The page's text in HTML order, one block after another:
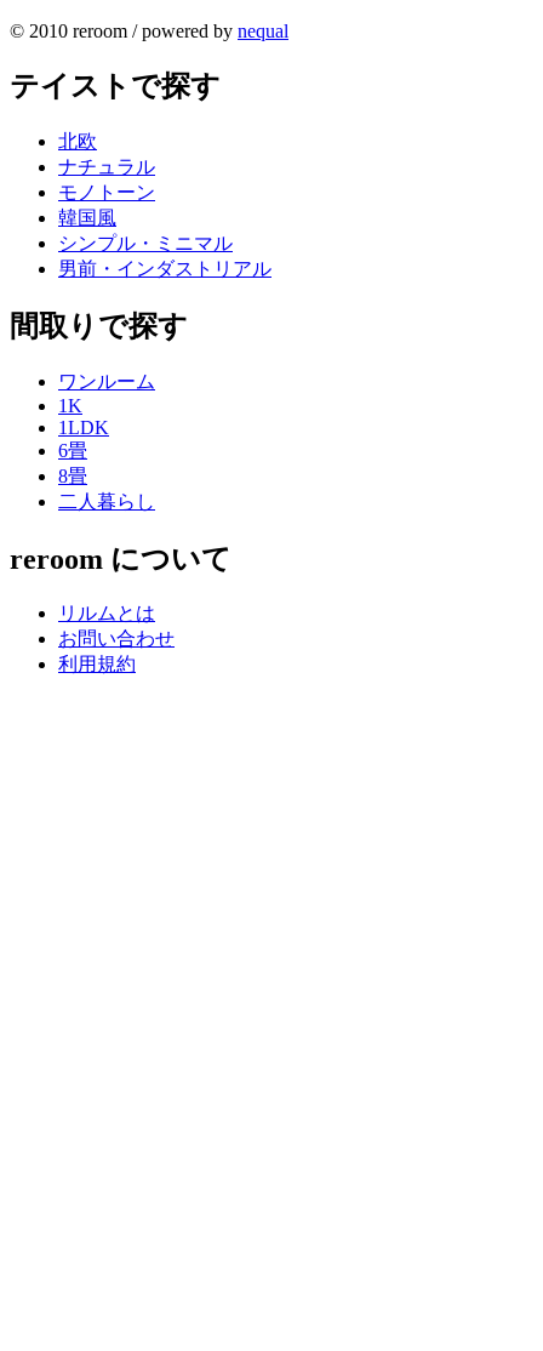
© 2010 reroom / powered by nequal
テイストで探す
北欧
ナチュラル
モノトーン
韓国風
シンプル・ミニマル
男前・インダストリアル
間取りで探す
ワンルーム
1K
1LDK
6畳
8畳
二人暮らし
reroom について
リルムとは
お問い合わせ
利用規約